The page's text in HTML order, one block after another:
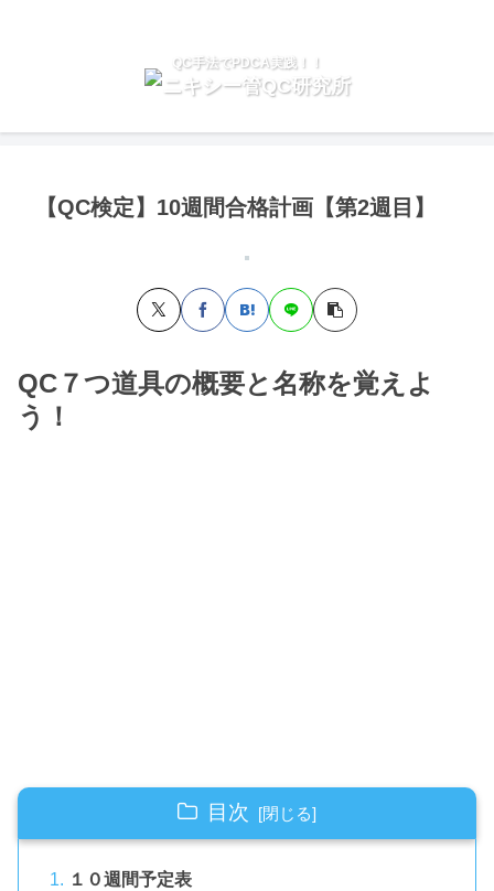
QC手法でPDCA実践！！
【QC検定】10週間合格計画【第2週目】
QC７つ道具の概要と名称を覚えよ
う！
目次
１０週間予定表